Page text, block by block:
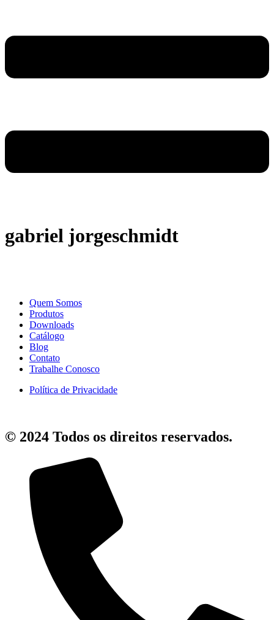
gabriel jorgeschmidt
Quem Somos
Produtos
Downloads
Catálogo
Blog
Contato
Trabalhe Conosco
Política de Privacidade
© 2024 Todos os direitos reservados.